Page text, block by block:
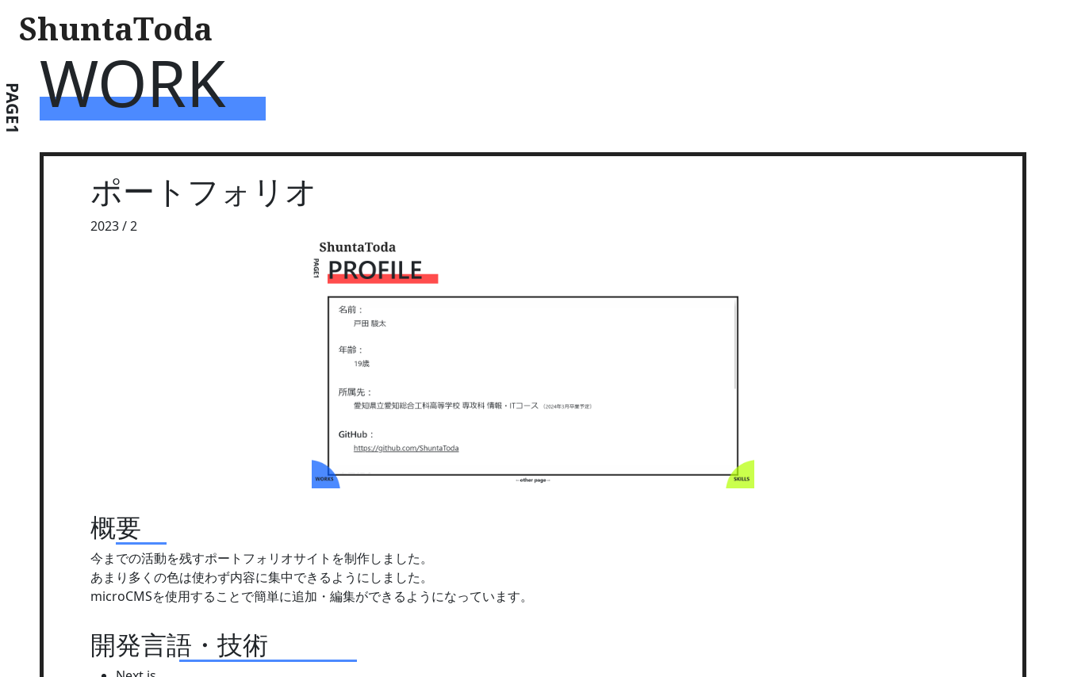
ShuntaToda
PAGE1 WORK
ポートフォリオ
2023 / 2
概要
今までの活動を残すポートフォリオサイトを制作しました。
あまり多くの色は使わず内容に集中できるようにしました。
microCMSを使用することで簡単に追加・編集ができるようになっています。
開発言語・技術